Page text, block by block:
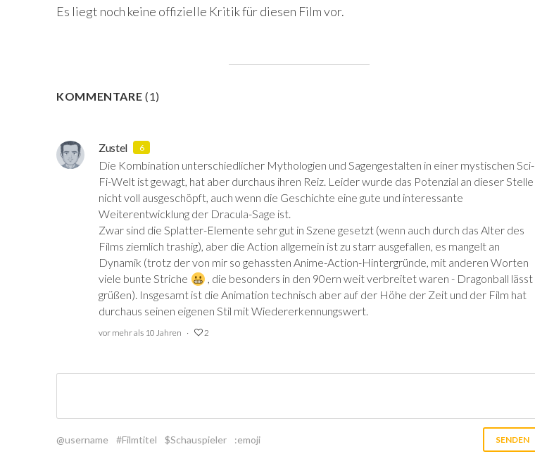
Es liegt noch keine offizielle Kritik für diesen Film vor.
KOMMENTARE(1)
Zustel 6
Die Kombination unterschiedlicher Mythologien und Sagengestalten in einer mystischen Sci-
Fi-Welt ist gewagt, hat aber durchaus ihren Reiz. Leider wurde das Potenzial an dieser Stelle
nicht voll ausgeschöpft, auch wenn die Geschichte eine gute und interessante
Weiterentwicklung der Dracula-Sage ist.
Zwar sind die Splatter-Elemente sehr gut in Szene gesetzt (wenn auch durch das Alter des
Films ziemlich trashig), aber die Action allgemein ist zu starr ausgefallen, es mangelt an
Dynamik (trotz der von mir so gehassten Anime-Action-Hintergründe, mit anderen Worten
viele bunte Striche
‍ , die besonders in den 90ern weit verbreitet waren - Dragonball lässt
grüßen). Insgesamt ist die Animation technisch aber auf der Höhe der Zeit und der Film hat
durchaus seinen eigenen Stil mit Wiedererkennungswert.
vor mehr als 10 Jahren 2
@username #Filmtitel $Schauspieler :emoji